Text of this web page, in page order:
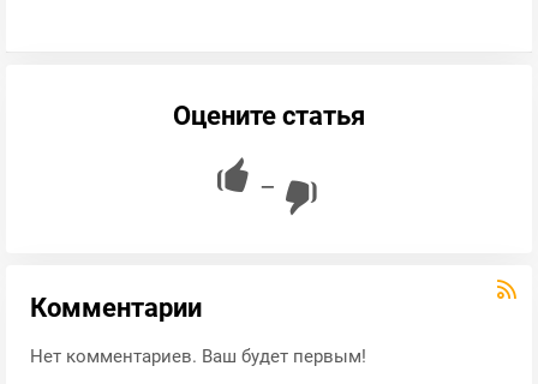
Оцените статья
—
Комментарии
Нет комментариев. Ваш будет первым!